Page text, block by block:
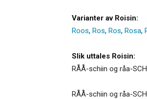
Varianter av Roisin:
Roos, Ros, Ros, Rosa,
Slik uttales Roisin:
RÅÅ-schiin og råa-
RÅÅ-schiin og råa-